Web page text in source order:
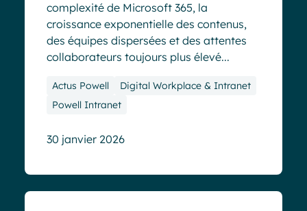
complexité de Microsoft 365, la
croissance exponentielle des contenus,
des équipes dispersées et des attentes
collaborateurs toujours plus élevé...
Actus Powell
Digital Workplace & Intranet
Powell Intranet
30 janvier 2026